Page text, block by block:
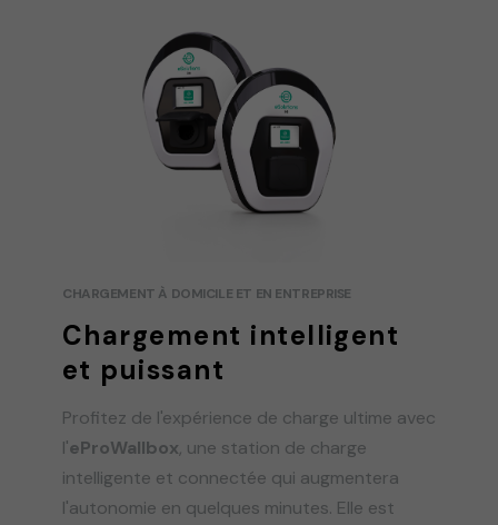
CHARGEMENT À DOMICILE ET EN ENTREPRISE
Chargement intelligent
et puissant
Profitez de l'expérience de charge ultime avec
l'eProWallbox, une station de charge
intelligente et connectée qui augmentera
l'autonomie en quelques minutes. Elle est